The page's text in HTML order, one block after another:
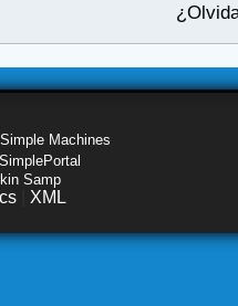
Simple Machines
Samp
XML